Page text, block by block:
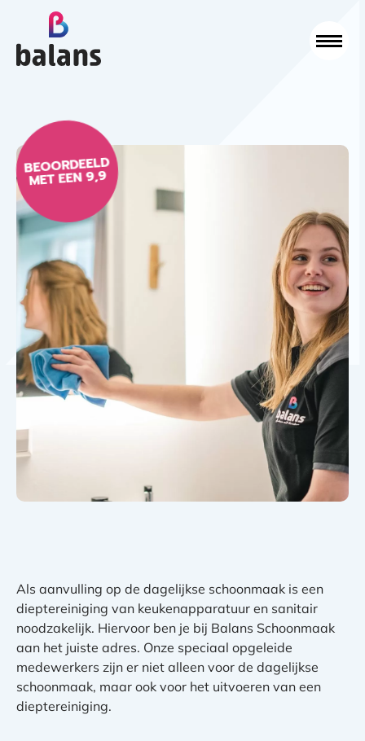
Als aanvulling op de dagelijkse schoonmaak is een
dieptereiniging van keukenapparatuur en sanitair
noodzakelijk. Hiervoor ben je bij Balans Schoonmaak
aan het juiste adres. Onze speciaal opgeleide
medewerkers zijn er niet alleen voor de dagelijkse
schoonmaak, maar ook voor het uitvoeren van een
dieptereiniging.
BEOORDEELD
MET EEN 9,9